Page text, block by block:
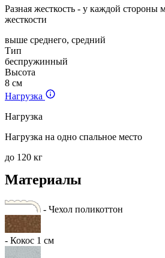
Разная жесткость - у каждой стороны
жесткости
выше среднего, средний
Тип
беспружинный
Высота
8 см
Нагрузка
Нагрузка
Нагрузка на одно спальное место
до 120 кг
Материалы
- Чехол поликоттон
- Кокос 1 cм